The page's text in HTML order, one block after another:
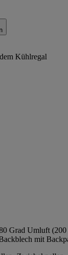
Kühlregal
Grad Umluft
mit